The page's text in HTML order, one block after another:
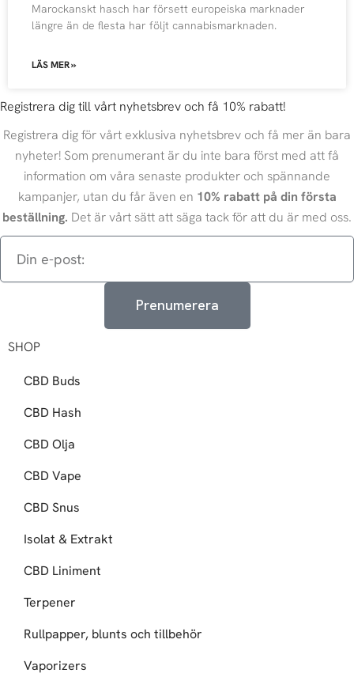
Marockanskt hasch har försett europeiska marknader
längre än de flesta har följt cannabismarknaden.
LÄS MER »
Registrera dig till vårt nyhetsbrev och få 10% rabatt!
Registrera dig för vårt exklusiva nyhetsbrev och få mer än bara
nyheter! Som prenumerant är du inte bara först med att få
information om våra senaste produkter och spännande
kampanjer, utan du får även en 10% rabatt på din första
beställning. Det är vårt sätt att säga tack för att du är med oss.
Din
Prenumerera
SHOP
CBD Buds
CBD Hash
CBD Olja
CBD Vape
CBD Snus
Isolat & Extrakt
CBD Liniment
Terpener
Rullpapper, blunts och tillbehör
Vaporizers